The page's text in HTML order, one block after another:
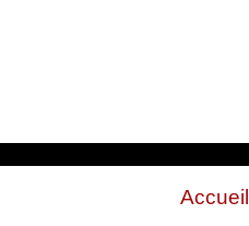
Accueil